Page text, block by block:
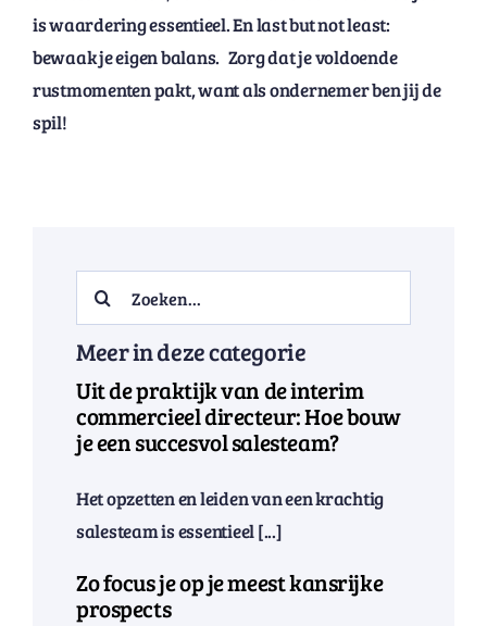
is waardering essentieel. En last but not least:
bewaak je eigen balans. Zorg dat je voldoende
rustmomenten pakt, want als ondernemer ben jij de
spil!
Search
for:
Meer in deze categorie
Uit de praktijk van de interim
commercieel directeur: Hoe bouw
je een succesvol salesteam?
Het opzetten en leiden van een krachtig
salesteam is essentieel [...]
Zo focus je op je meest kansrijke
prospects